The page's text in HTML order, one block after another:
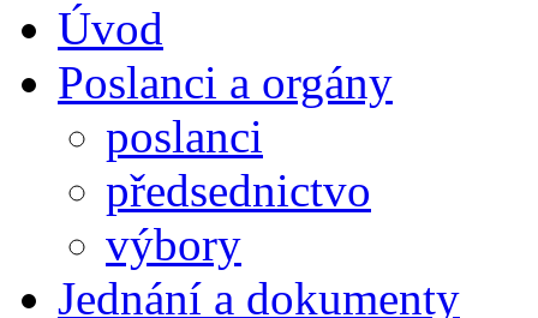
Úvod
Poslanci a orgány
poslanci
předsednictvo
výbory
Jednání a dokumenty